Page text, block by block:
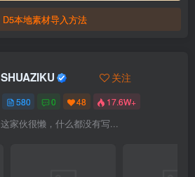
D5本地素材导入方法
SHUAZIKU 关注
580 0 48 17.6W+
这家伙很懒，什么都没有写...